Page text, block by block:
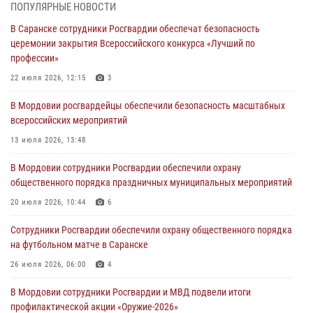
06 августа 2026, 07:03
В Саранске по обращению жителей правоохранители отреагировали
незамедлительно
05 августа 2026, 15:04
подозреваемого в причинении телесных повреждений супруге
05 августа 2026, 12:34
проведения масштабного праздника в Темникове
05 августа 2026, 09:04 4
разрешительной работы передал очередную партию вооружения в
зону СВО
04 августа 2026, 11:13
ПОПУЛЯРНЫЕ НОВОСТИ
В Саранске сотрудники Росгвардии обеспечат безопасность
церемонии закрытия Всероссийского конкурса «Лучший по
профессии»
22 июля 2026, 12:15 3
В Мордовии росгвардейцы обеспечили безопасность масштабных
всероссийских мероприятий
13 июля 2026, 13:48
В Мордовии сотрудники Росгвардии обеспечили охрану
общественного порядка праздничных муниципальных мероприятий
20 июля 2026, 10:44 6
Сотрудники Росгвардии обеспечили охрану общественного порядка
на футбольном матче в Саранске
26 июля 2026, 06:00 4
В Мордовии сотрудники Росгвардии и МВД подвели итоги
профилактической акции «Оружие‑2026»